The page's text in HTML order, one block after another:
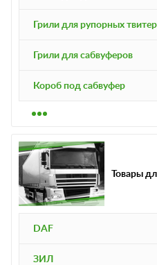
Грили для рупорных
Грили для сабвуферов
Короб под сабвуфер
Товары
DAF
ЗИЛ